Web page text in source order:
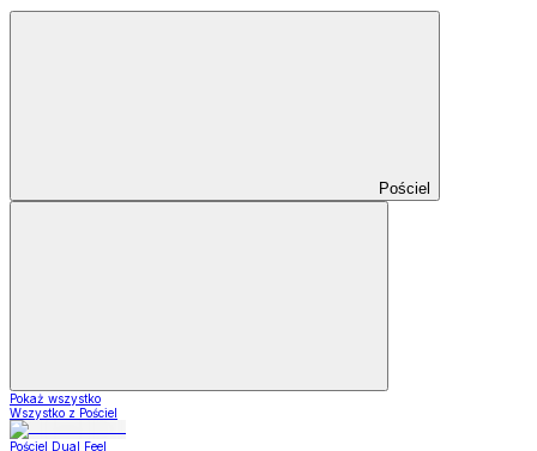
Pościel
Pokaż wszystko
Wszystko z Pościel
Pościel Dual Feel